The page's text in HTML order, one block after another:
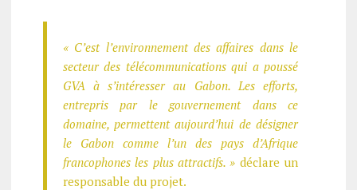
« C’est l’environnement des affaires dans le
secteur des télécommunications qui a poussé
GVA à s’intéresser au Gabon. Les efforts,
entrepris par le gouvernement dans ce
domaine, permettent aujourd’hui de désigner
le Gabon comme l’un des pays d’Afrique
francophones les plus attractifs. » déclare un
responsable du projet.